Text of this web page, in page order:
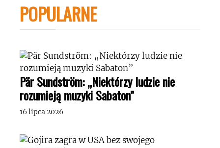
POPULARNE
Pär Sundström: „Niektórzy ludzie nie
rozumieją muzyki Sabaton”
16 lipca 2026